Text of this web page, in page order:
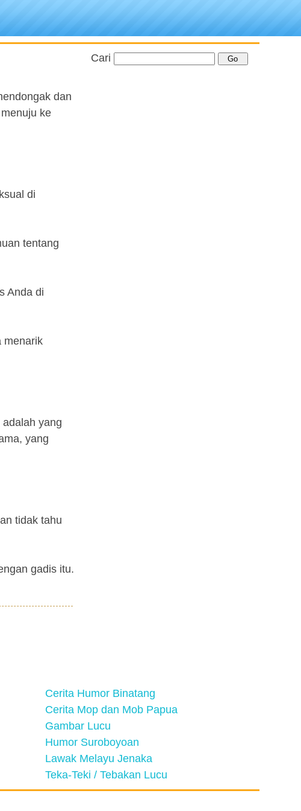
dan
ke
di
tentang
Anda di
menarik
yang
yang
tidak tahu
gadis itu.
Cari
Cerita Humor Binatang
Cerita Mop dan Mob Papua
Gambar Lucu
Humor Suroboyoan
Lawak Melayu Jenaka
Teka-Teki / Tebakan Lucu